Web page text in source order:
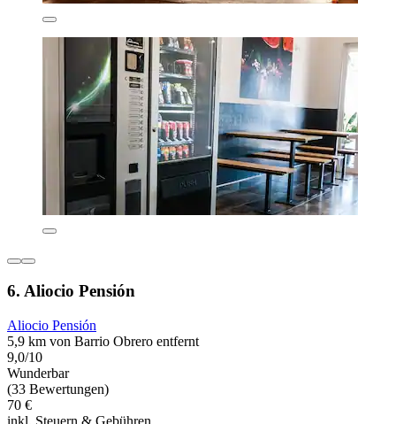
6. Aliocio Pensión
Aliocio Pensión
5,9 km von Barrio Obrero entfernt
9,0/10
Wunderbar
(33 Bewertungen)
70 €
inkl. Steuern & Gebühren